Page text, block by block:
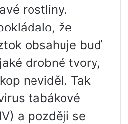
rostliny.
že
obsahuje buď
drobné tvory,
neviděl. Tak
tabákové
a později se